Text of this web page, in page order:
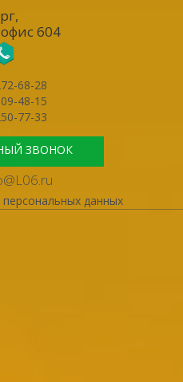
,
604
68-28
48-15
77-33
ЗВОНОК
данных